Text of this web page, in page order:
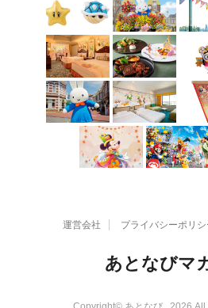
運営会社 プライバシーポリシ
あとなびマ